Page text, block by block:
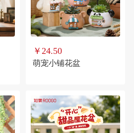
￥24.50
萌宠小铺花盆